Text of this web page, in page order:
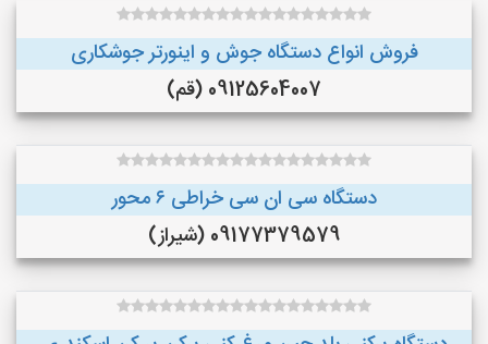
فروش انواع دستگاه جوش و اینورتر جوشکاری
09125604007 (قم)
دستگاه سی ان سی خراطی ۶ محور
09177379579 (شیراز)